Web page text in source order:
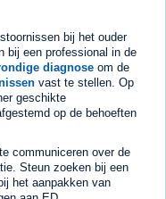
bij het ouder
bij een professional in de
diagnose om de
vast te stellen. Op
geschikte
op de behoeften
communiceren over de
Steun zoeken bij een
het aanpakken van